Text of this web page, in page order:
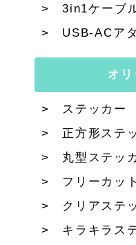
3in1ケーブ
USB-ACア
オ
ステッカー
正方形ステ
丸型ステッ
フリーカッ
クリアステ
キラキラス